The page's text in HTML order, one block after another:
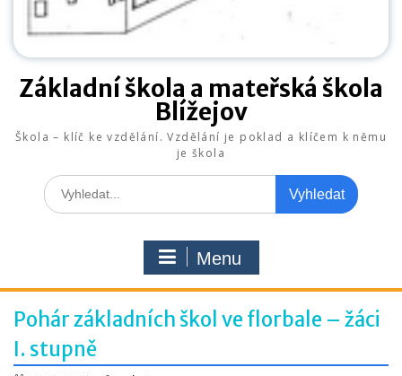
Základní škola a mateřská škola
Blížejov
Škola – klíč ke vzdělání. Vzdělání je poklad a klíčem k němu
je škola
Search
for:
Menu
Pohár základních škol ve florbale – žáci
I. stupně